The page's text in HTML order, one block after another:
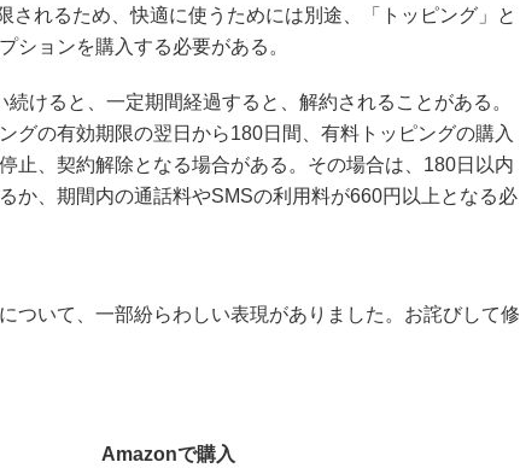
されるため、快適に使うためには別途、「トッピング」と
ションを購入する必要がある。
けると、一定期間経過すると、解約されることがある。
グの有効期限の翌日から180日間、有料トッピングの購入
止、契約解除となる場合がある。その場合は、180日以内
か、期間内の通話料やSMSの利用料が660円以上となる必
ついて、一部紛らわしい表現がありました。お詫びして修
Amazonで購入